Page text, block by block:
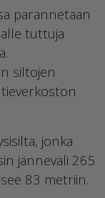
parannetaan
tuttuja
siltojen
jonka
jänneväli 265
83 metriin.